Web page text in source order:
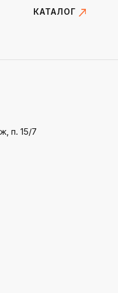
КАТАЛОГ
п. 15/7